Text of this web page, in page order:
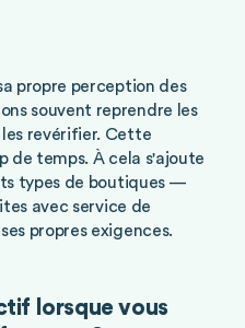
propre perception des
souvent reprendre les
revérifier. Cette
de temps. À cela s'ajoute
types de boutiques —
avec service de
propres exigences.
lorsque vous